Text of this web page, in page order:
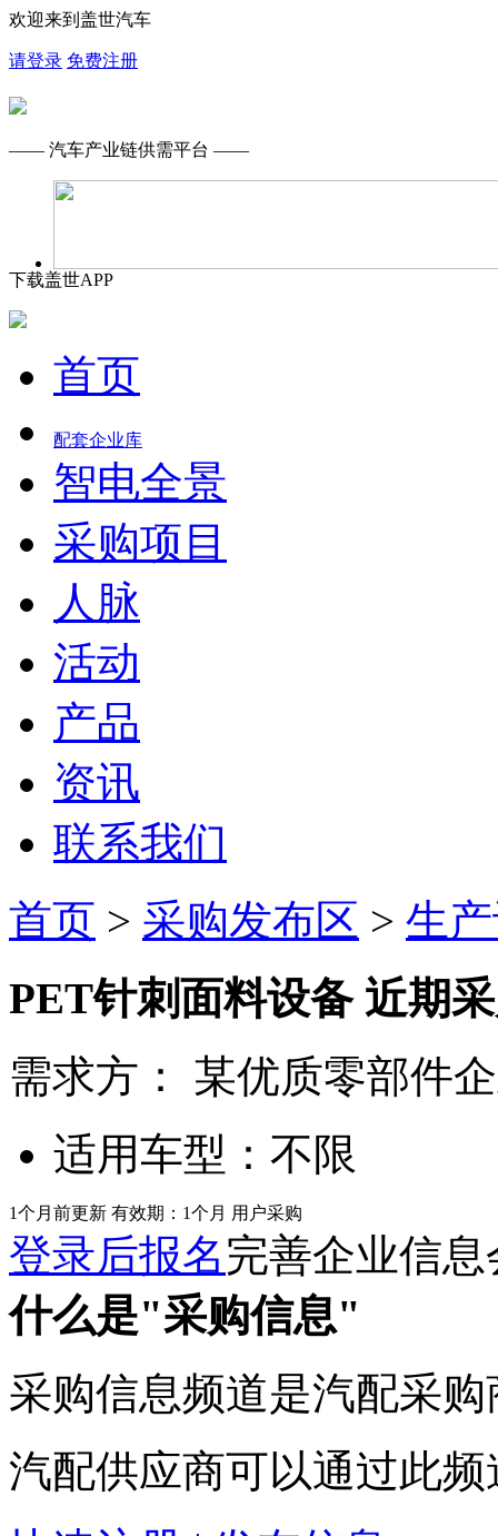
欢迎来到盖世汽车
请登录 免费注册
—— 汽车产业链供需平台 ——
下载盖世APP
首页
配套企业库
智电全景
采购项目
人脉
活动
产品
资讯
联系我们
首页 > 采购发布区 > 生
PET针刺面料设备 近期
需求方：
某优质零部件
适用车型： 不限
1个月前更新 有效期：1个月 用户采购
登录后报名完善企业信
什么是"采购信息"
采购信息频道是汽配采
汽配供应商可以通过此